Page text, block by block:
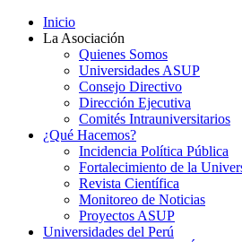
Inicio
La Asociación
Quienes Somos
Universidades ASUP
Consejo Directivo
Dirección Ejecutiva
Comités Intrauniversitarios
¿Qué Hacemos?
Incidencia Política Pública
Fortalecimiento de la
Revista Científica
Monitoreo de Noticias
Proyectos ASUP
Universidades del Perú